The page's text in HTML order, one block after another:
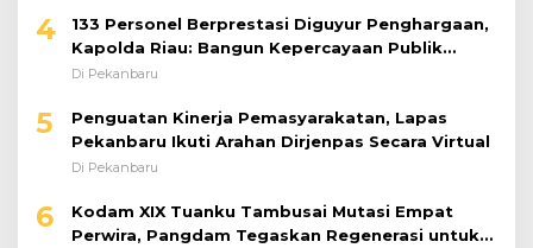
4
133 Personel Berprestasi Diguyur Penghargaan,
Kapolda Riau: Bangun Kepercayaan Publik
dengan Karya Nyata
Di Pekanbaru
5
Penguatan Kinerja Pemasyarakatan, Lapas
Pekanbaru Ikuti Arahan Dirjenpas Secara Virtual
Di Pekanbaru
6
Kodam XIX Tuanku Tambusai Mutasi Empat
Perwira, Pangdam Tegaskan Regenerasi untuk